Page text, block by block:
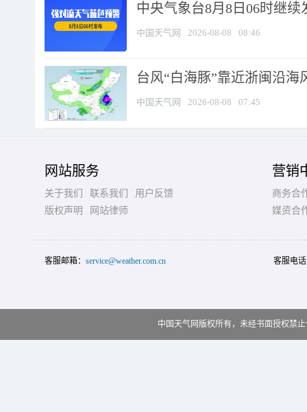
中央气象台8月8日06时继
中国天气网 2026-08-08 08:46
台风“白海豚”靠近浙闽沿
中国天气网 2026-08-08 07:45
网站服务
关于我们 联系我们
用户反馈
版权声明
网站律师
营销
商务合
媒资合
客服邮箱： service@weather.com.cn 客服电
中国天气网版权所有，未经书面授权